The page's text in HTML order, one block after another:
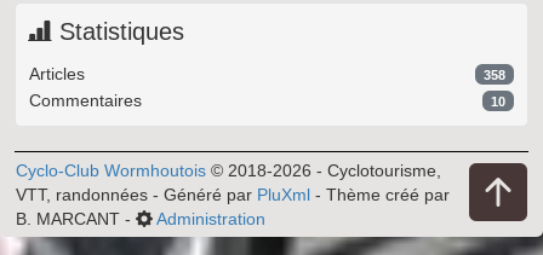
Statistiques
Articles 358
Commentaires 10
Cyclo-Club Wormhoutois © 2018-2026 - Cyclotourisme,
VTT, randonnées - Généré par PluXml - Thème créé par
B. MARCANT -
Administration